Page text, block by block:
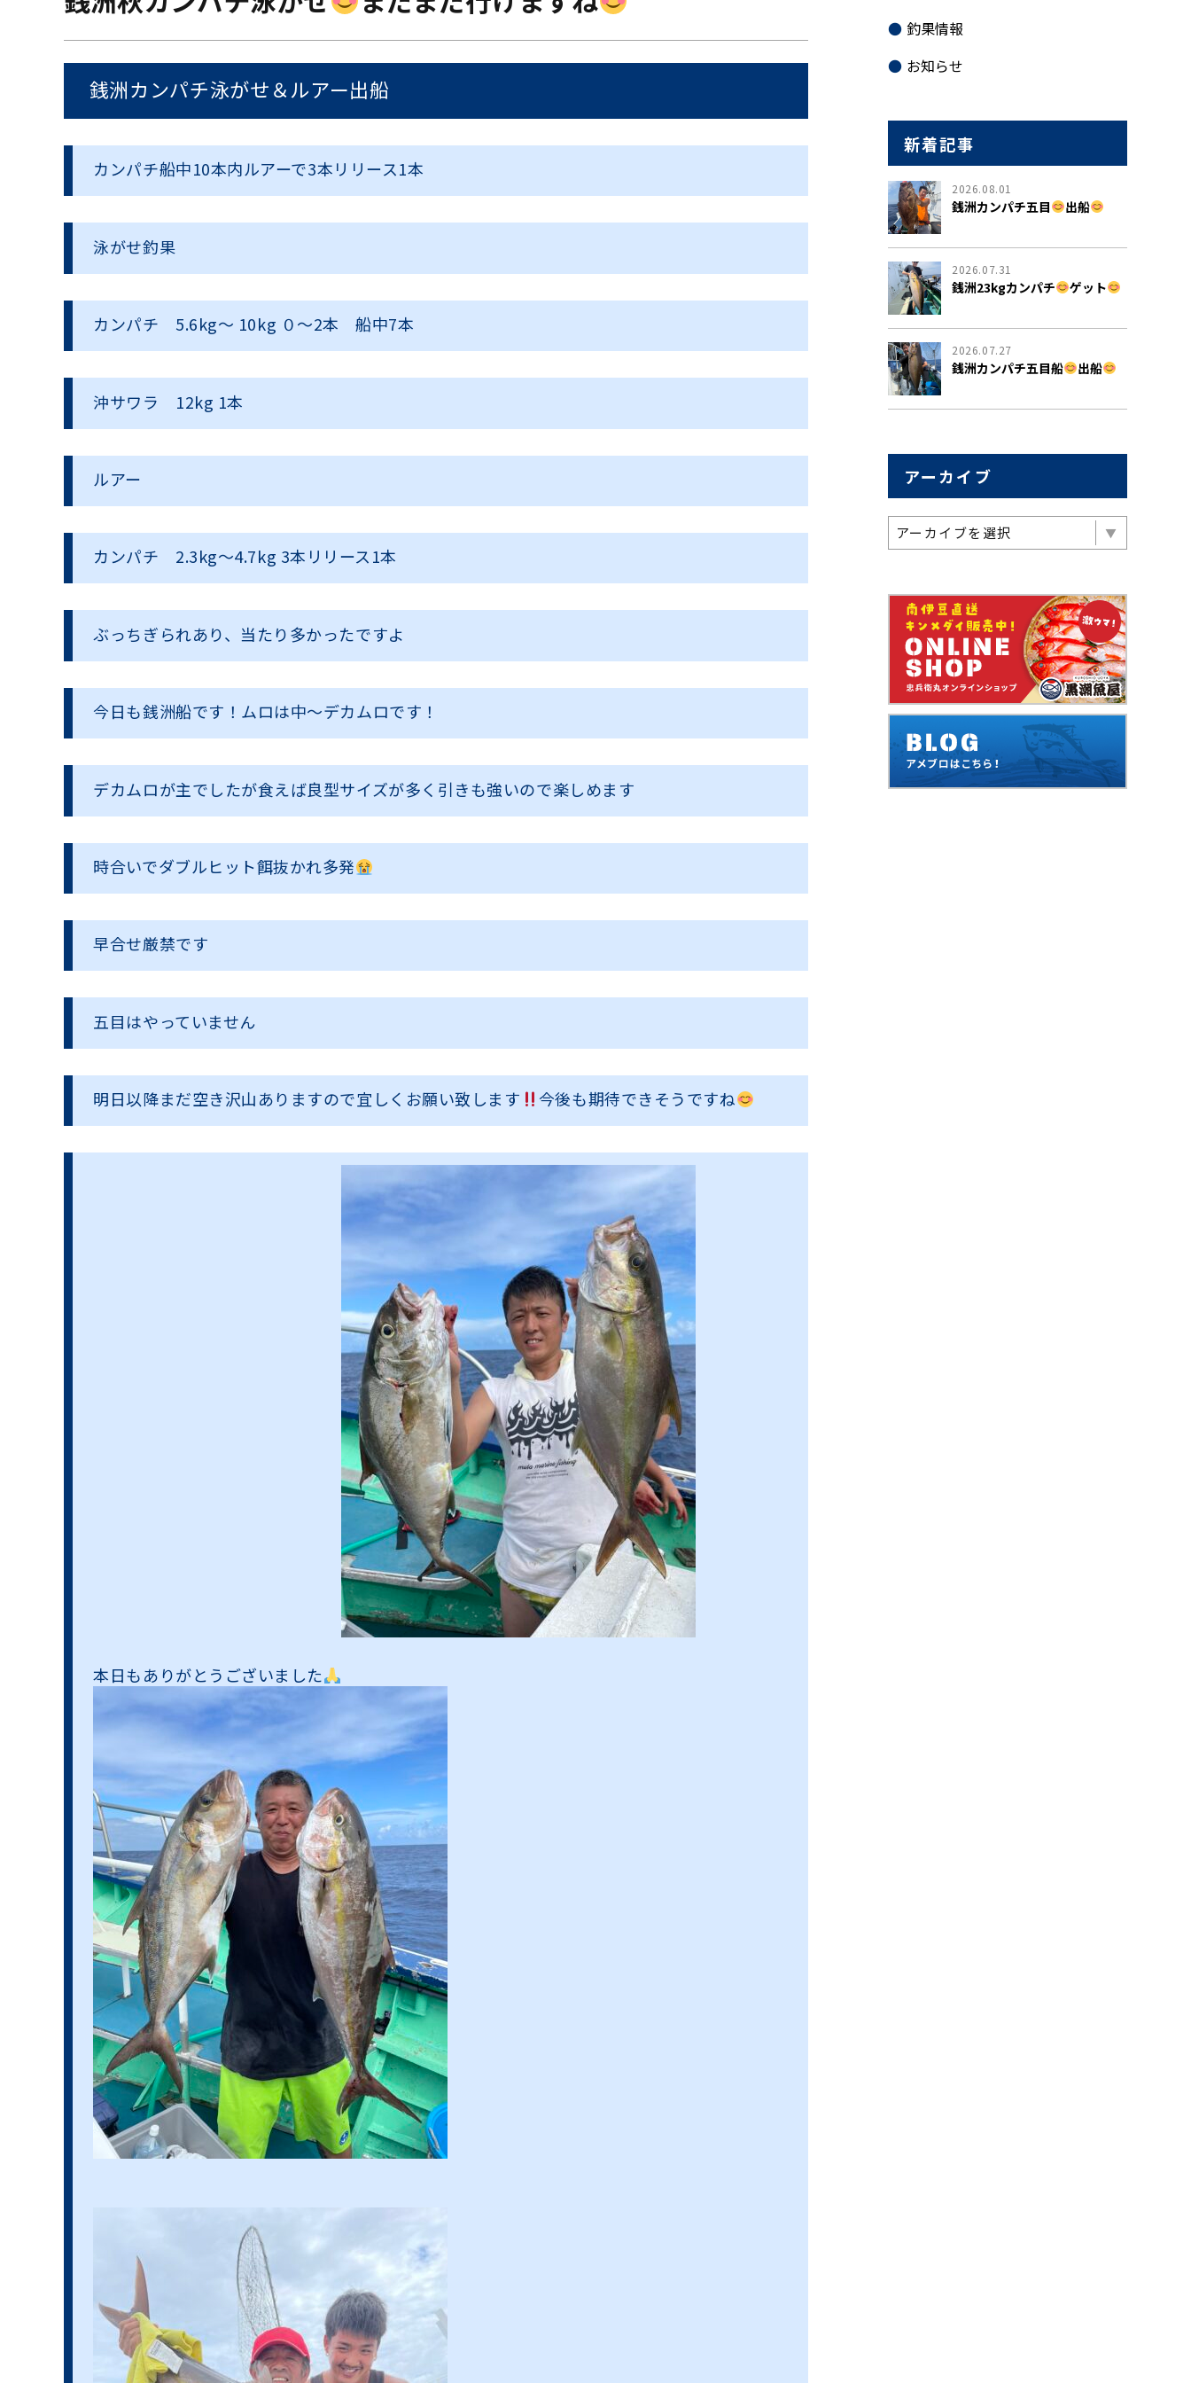
銭洲カンパチ泳がせ＆ルアー出船
カンパチ船中10本内ルアーで3本リリース1本
泳がせ釣果
カンパチ 5.6kg〜 10kg ０〜2本 船中7本
沖サワラ 12kg 1本
ルアー
カンパチ 2.3kg〜4.7kg 3本リリース1本
ぶっちぎられあり、当たり多かったですよ
今日も銭洲船です！ムロは中〜デカムロです！
デカムロが主でしたが食えば良型サイズが多く引きも強いので楽しめます
時合いでダブルヒット餌抜かれ多発
早合せ厳禁です
五目はやっていません
明日以降まだ空き沢山ありますので宜しくお願い致します 今後も期待できそうですね
本日もありがとうございました
釣果情報
お知らせ
新着記事
2026.08.01
銭洲カンパチ五目 出船
2026.07.31
銭洲23kgカンパチ ゲット
2026.07.27
銭洲カンパチ五目船 出船
アーカイブ
アーカイブを選択